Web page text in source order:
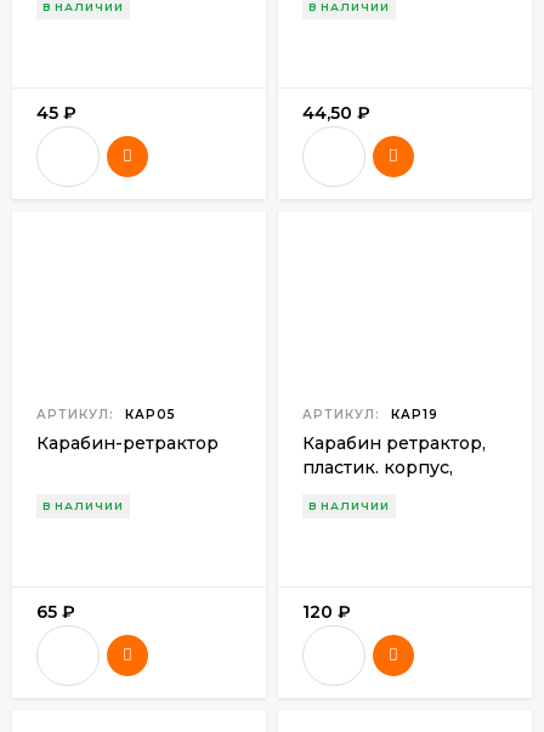
В НАЛИЧИИ
45 ₽
В НАЛИЧИИ
44,50 ₽
АРТИКУЛ: КАР05
Карабин-ретрактор
В НАЛИЧИИ
65 ₽
АРТИКУЛ: КАР19
Карабин ретрактор,
пластик. корпус,
В НАЛИЧИИ
120 ₽